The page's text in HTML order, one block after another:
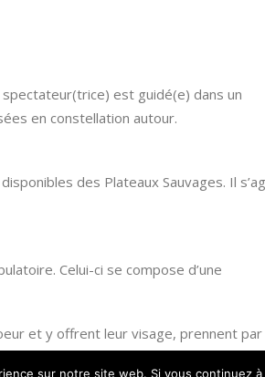
est guidé(e) dans un
en constellation autour.
des Plateaux Sauvages. Il
Celui-ci se compose d’une
et y offrent leur visage, prennent par
sur notre site web. Si vous continuez